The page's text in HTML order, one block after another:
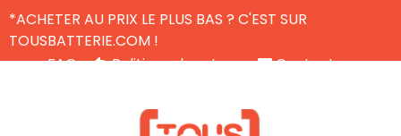
*ACHETER AU PRIX LE PLUS BAS ? C'EST SUR
TOUSBATTERIE.COM !
FAQ
Politique de retour
Contactez-nous